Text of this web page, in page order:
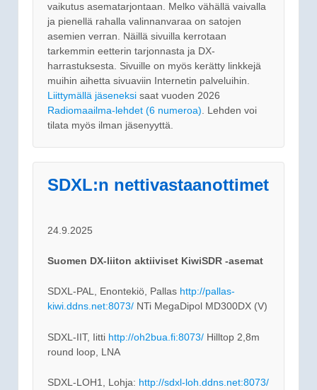
vaikutus asematarjontaan. Melko vähällä vaivalla
ja pienellä rahalla valinnanvaraa on satojen
asemien verran. Näillä sivuilla kerrotaan
tarkemmin eetterin tarjonnasta ja DX-
harrastuksesta. Sivuille on myös kerätty linkkejä
muihin aihetta sivuaviin Internetin palveluihin.
Liittymällä jäseneksi saat vuoden 2026
Radiomaailma-lehdet (6 numeroa). Lehden voi
tilata myös ilman jäsenyyttä.
SDXL:n nettivastaanottimet
24.9.2025
Suomen DX-liiton aktiiviset KiwiSDR -asemat
SDXL-PAL, Enontekiö, Pallas http://pallas-
kiwi.ddns.net:8073/ NTi MegaDipol MD300DX (V)
SDXL-IIT, Iitti http://oh2bua.fi:8073/ Hilltop 2,8m
round loop, LNA
SDXL-LOH1, Lohja: http://sdxl-loh.ddns.net:8073/